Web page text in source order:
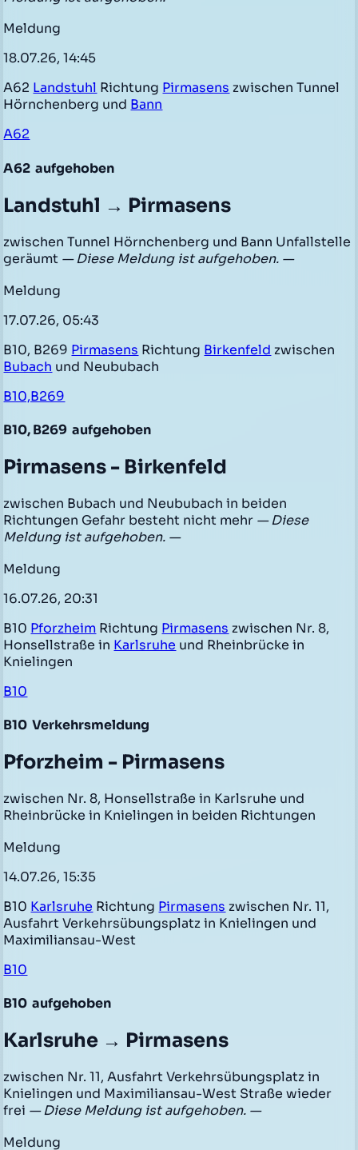
Meldung
18.07.26, 14:45
A62 Landstuhl Richtung Pirmasens zwischen Tunnel
Hörnchenberg und Bann
A62
A62 aufgehoben
Landstuhl → Pirmasens
zwischen Tunnel Hörnchenberg und Bann Unfallstelle
geräumt — Diese Meldung ist aufgehoben. —
Meldung
17.07.26, 05:43
B10, B269 Pirmasens Richtung Birkenfeld zwischen
Bubach und Neububach
B10,B269
B10, B269 aufgehoben
Pirmasens - Birkenfeld
zwischen Bubach und Neububach in beiden
Richtungen Gefahr besteht nicht mehr — Diese
Meldung ist aufgehoben. —
Meldung
16.07.26, 20:31
B10 Pforzheim Richtung Pirmasens zwischen Nr. 8,
Honsellstraße in Karlsruhe und Rheinbrücke in
Knielingen
B10
B10 Verkehrsmeldung
Pforzheim - Pirmasens
zwischen Nr. 8, Honsellstraße in Karlsruhe und
Rheinbrücke in Knielingen in beiden Richtungen
Meldung
14.07.26, 15:35
B10 Karlsruhe Richtung Pirmasens zwischen Nr. 11,
Ausfahrt Verkehrsübungsplatz in Knielingen und
Maximiliansau-West
B10
B10 aufgehoben
Karlsruhe → Pirmasens
zwischen Nr. 11, Ausfahrt Verkehrsübungsplatz in
Knielingen und Maximiliansau-West Straße wieder
frei — Diese Meldung ist aufgehoben. —
Meldung